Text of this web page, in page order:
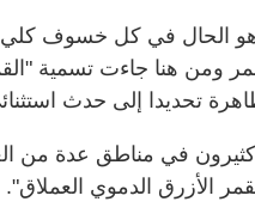
هو الحال في كل خسوف
ومن هنا جاءت تسمية
تحديدا إلى حدث
وتأهب كثيرون‭‭‭ ‬‬‬في مناطق
الأزرق الدموي العملاق".